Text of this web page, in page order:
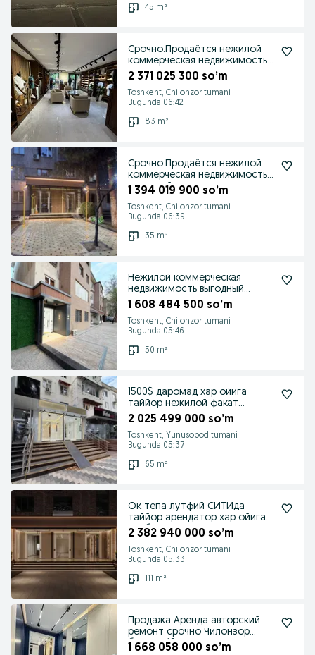
45 m²
Срочно.Продаётся нежилой
коммерческая недвижимость
выгодный инвестиция
2 371 025 300 so’m
Toshkent, Chilonzor tumani
Bugunda 06:42
83 m²
Срочно.Продаётся нежилой
коммерческая недвижимость
выгодный инвестиция
1 394 019 900 so’m
Toshkent, Chilonzor tumani
Bugunda 06:39
35 m²
Нежилой коммерческая
недвижимость выгодный
инвестиция
1 608 484 500 so’m
Toshkent, Chilonzor tumani
Bugunda 05:46
50 m²
1500$ даромад хар ойига
таййор нежилой факат
сотилади инвестиция учун
2 025 499 000 so’m
Toshkent, Yunusobod tumani
Bugunda 05:37
65 m²
Ок тепа лутфий СИТИда
таййор арендатор хар ойига
стабилний даромад
2 382 940 000 so’m
Toshkent, Chilonzor tumani
Bugunda 05:33
111 m²
Продажа Аренда авторский
ремонт срочно Чилонзор
бозорча19 квартал
1 668 058 000 so’m